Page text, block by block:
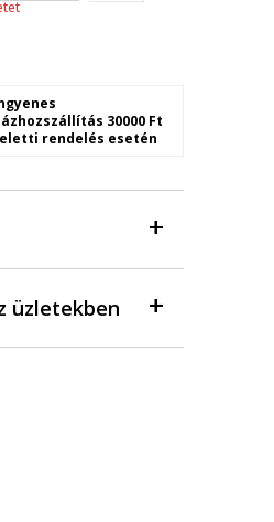
30000 Ft
rendelés esetén
üzletekben